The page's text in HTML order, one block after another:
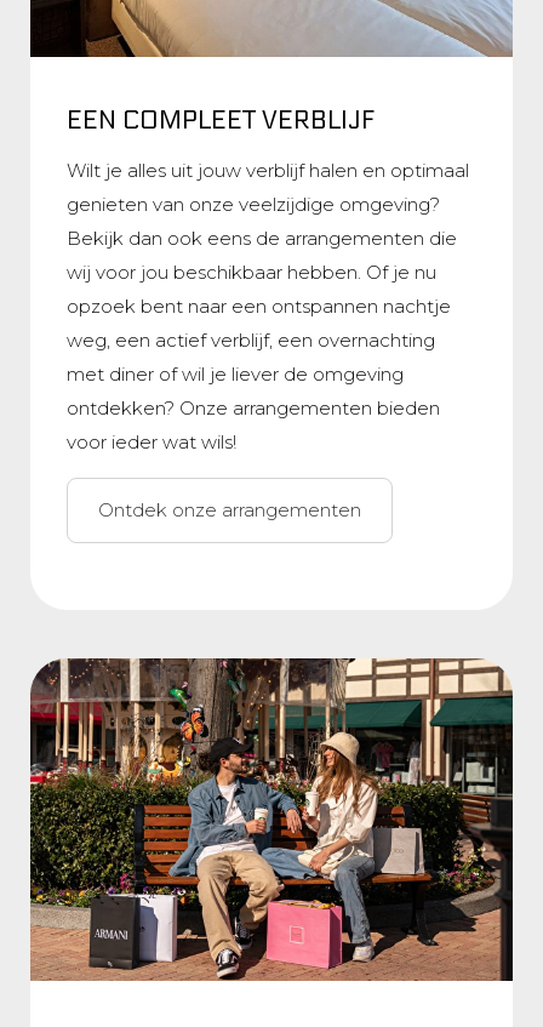
EEN COMPLEET VERBLIJF
Wilt je alles uit jouw verblijf halen en optimaal
genieten van onze veelzijdige omgeving?
Bekijk dan ook eens de arrangementen die
wij voor jou beschikbaar hebben. Of je nu
opzoek bent naar een ontspannen nachtje
weg, een actief verblijf, een overnachting
met diner of wil je liever de omgeving
ontdekken? Onze arrangementen bieden
voor ieder wat wils!
Ontdek onze arrangementen